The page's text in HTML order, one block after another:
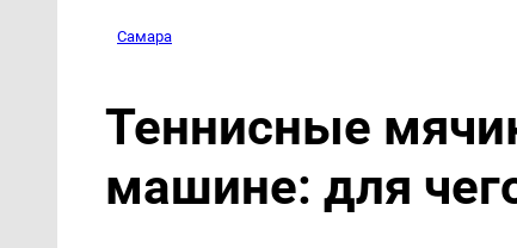
Самара
Теннисные
машине: для